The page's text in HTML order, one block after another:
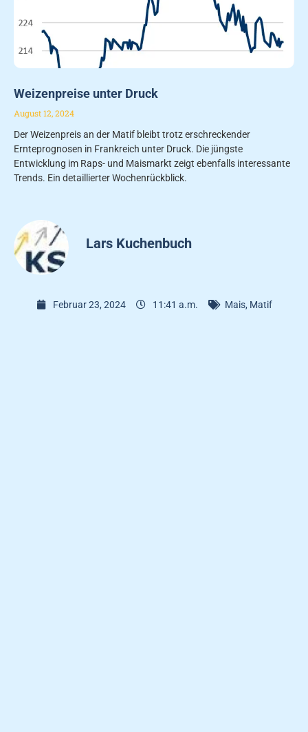
Weizenpreise unter Druck
August 12, 2024
Der Weizenpreis an der Matif bleibt trotz erschreckender
Ernteprognosen in Frankreich unter Druck. Die jüngste
Entwicklung im Raps- und Maismarkt zeigt ebenfalls interessante
Trends. Ein detaillierter Wochenrückblick.
Lars Kuchenbuch
Februar 23, 2024 11:41 a.m. Mais, Matif